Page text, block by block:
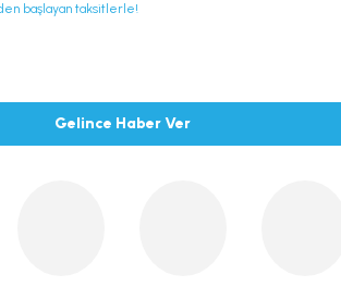
başlayan taksitlerle!
Gelince Haber Ver